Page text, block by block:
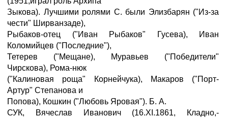
Зыкова). Лучшими ролями С. были Элизбарян ("Из-за
чести" Ширванзаде),
Рыбаков-отец ("Иван Рыбаков" Гусева), Иван
Коломийцев ("Последние"),
Тетерев ("Мещане), Муравьев ("Победители"
Чирскова), Рома-нюк
("Калиновая роща" Корнейчука), Макаров ("Порт-
Артур" Степанова и
Попова), Кошкин ("Любовь Яровая"). Б. А.
СУК, Вячеслав Иванович (16.XI.1861, Кладно,-